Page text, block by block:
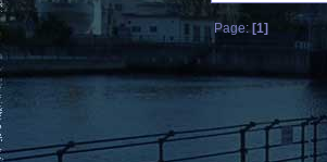
Page: [1]